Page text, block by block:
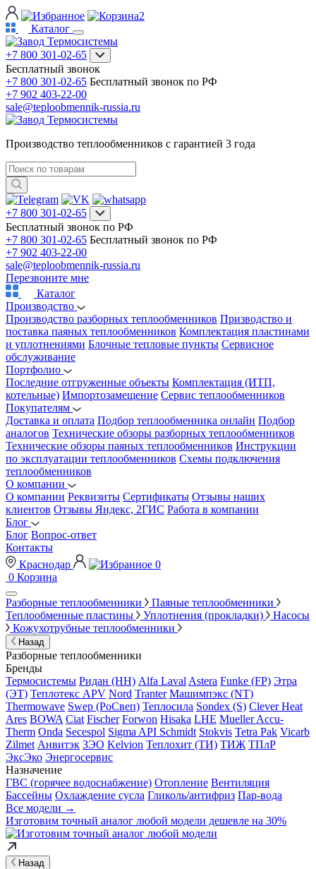
2
Каталог
+7 800 301-02-65
Бесплатный звонок
+7 800 301-02-65 Бесплатный звонок по РФ
+7 902 403-22-00
sale@teploobmennik-russia.ru
Производство теплообменников с гарантией 3 года
+7 800 301-02-65
Бесплатный звонок по РФ
+7 800 301-02-65 Бесплатный звонок по РФ
+7 902 403-22-00
sale@teploobmennik-russia.ru
Перезвоните мне
Каталог
Производство
Производство разборных теплообменников Призводство и
поставка паяных теплообменников Комплектация пластинами
и уплотнениями Блочные тепловые пункты Сервисное
обслуживание
Портфолио
Последние отгруженные объекты Комплектация (ИТП,
котельные) Импортозамещение Сервис теплообменников
Покупателям
Доставка и оплата Подбор теплообменника онлайн Подбор
аналогов Технические обзоры разборных теплообменников
Технические обзоры паяных теплообменников Инструкции
по эксплуатации теплообменников Схемы подключения
теплообменников
О компании
О компании Реквизиты Сертификаты Отзывы наших
клиентов Отзывы Яндекс, 2ГИС Работа в компании
Блог
Блог Вопрос-ответ
Контакты
Краснодар
0
0 Корзина
Разборные теплообменники
Паяные теплообменники
Теплообменные пластины
Уплотнения (прокладки)
Насосы
Кожухотрубные теплообменники
Назад
Разборные теплообменники
Бренды
Термосистемы Ридан (НН) Alfa Laval Astera Funke (FP) Этра
(ЭТ) Теплотекс APV Nord Tranter Машимпэкс (NT)
Thermowave Swep (РоСвеп) Теплосила Sondex (S) Clever Heat
Ares BOWA Ciat Fischer Forwon Hisaka LHE Mueller Accu-
Therm Onda Secespol Sigma API Schmidt Stokvis Tetra Pak Vicarb
Zilmet Анвитэк ЗЭО Kelvion Теплохит (ТИ) ТИЖ ТПлР
ЭксЭко Энергосервис
Назначение
ГВС (горячее водоснабжение) Отопление Вентиляция
Бассейны Охлаждение сусла Гликоль/антифриз Пар-вода
Все модели →
Изготовим точный аналог любой модели дешевле на 30%
Назад